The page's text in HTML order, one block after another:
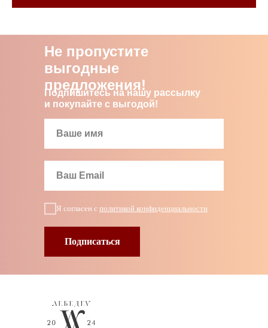
Не пропустите
выгодные
предложения!
Подпишитесь на нашу рассылку
и покупайте с выгодой!
Я согласен с политикой конфиденциальности
Подписаться